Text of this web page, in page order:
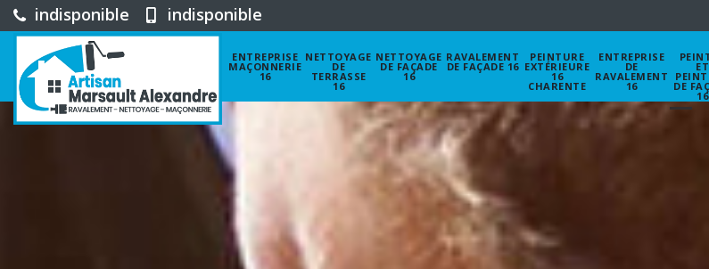
indisponible indisponible
ENTREPRISE
MAÇONNERIE
16
NETTOYAGE
DE
TERRASSE
16
NETTOYAGE
DE FAÇADE
16
RAVALEMENT
DE FAÇADE 16
PEINTURE
EXTÉRIEURE
16
CHARENTE
ENTREPRISE
DE
RAVALEMENT
16
ET
DE
16